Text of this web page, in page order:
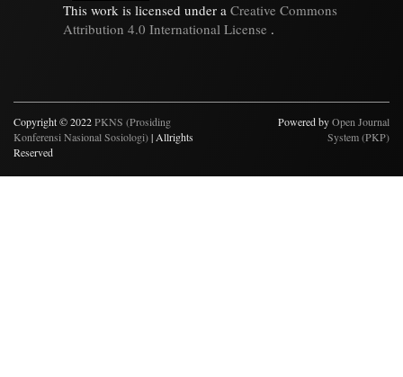
This work is licensed under a Creative Commons
Attribution 4.0 International License .
Copyright © 2022PKNS (Prosiding
Konferensi Nasional Sosiologi)| Allrights
Reserved
Powered byOpen Journal
System (PKP)